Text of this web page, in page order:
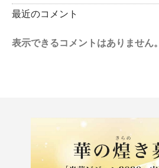
最近のコメント
表示できるコメントはありません。